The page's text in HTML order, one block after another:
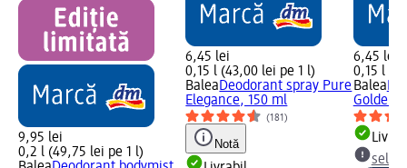
9,95 lei
0,2 l (49,75 lei pe 1 l)
6,45 lei
0,15 l (43,00 lei pe 1 l)
BaleaDeodorant spray Pure
Elegance, 150 ml
(181)
Notă
6,45 lei
0,15 l
Balea
Golden